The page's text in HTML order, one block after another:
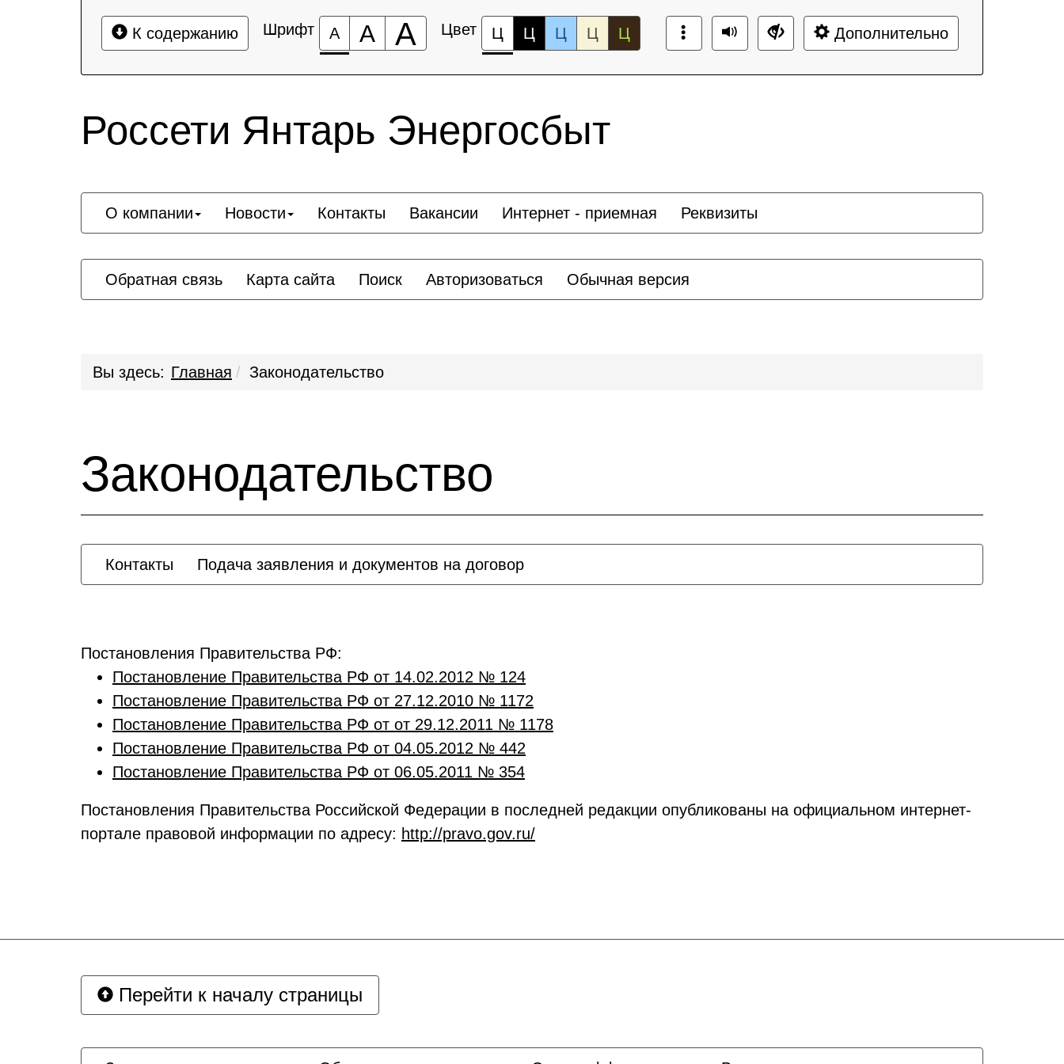
К содержанию Шрифт А А А Цвет Ц Ц Ц Ц Ц Дополнительно
Россети Янтарь Энергосбыт
О компании Новости Контакты Вакансии Интернет - приемная Реквизиты
Обратная связь Карта сайта Поиск Авторизоваться Обычная версия
Вы здесь: Главная Законодательство
Законодательство
Контакты Подача заявления и документов на договор
Постановления Правительства РФ:
Постановление Правительства РФ от 14.02.2012 № 124
Постановление Правительства РФ от 27.12.2010 № 1172
Постановление Правительства РФ от от 29.12.2011 № 1178
Постановление Правительства РФ от 04.05.2012 № 442
Постановление Правительства РФ от 06.05.2011 № 354
Постановления Правительства Российской Федерации в последней редакции опубликованы на официальном интернет-
портале правовой информации по адресу: http://pravo.gov.ru/
Перейти к началу страницы